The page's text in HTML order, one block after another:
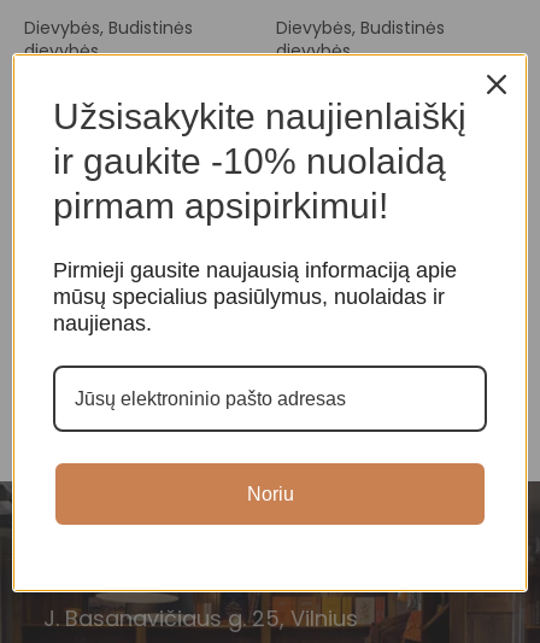
Dievybės, Budistinės
dievybės
Dievybės, Budistinės
dievybės
J. Basanavičiaus g. 25, Vilnius
Užsisakykite naujienlaiškį
ir gaukite -10% nuolaidą
pirmam apsipirkimui!
Pirmieji gausite naujausią informaciją apie
mūsų specialius pasiūlymus, nuolaidas ir
naujienas.
Noriu